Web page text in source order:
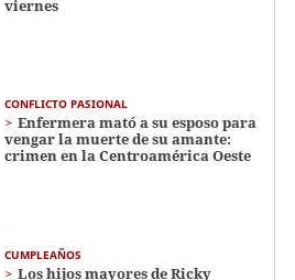
viernes
CONFLICTO PASIONAL
Enfermera mató a su esposo para
vengar la muerte de su amante:
crimen en la Centroamérica Oeste
CUMPLEAÑOS
Los hijos mayores de Ricky